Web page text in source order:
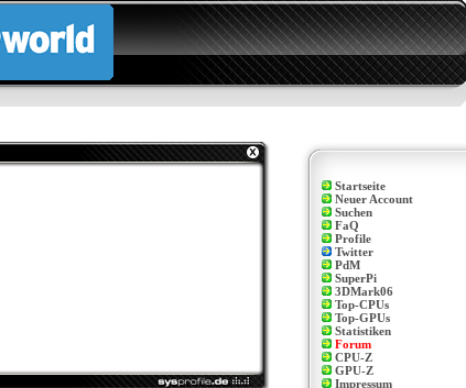
Startseite
Neuer Account
Suchen
FaQ
Profile
Twitter
PdM
SuperPi
3DMark06
Top-CPUs
Top-GPUs
Statistiken
Forum
CPU-Z
GPU-Z
Impressum